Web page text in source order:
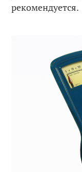
рекомендуется.